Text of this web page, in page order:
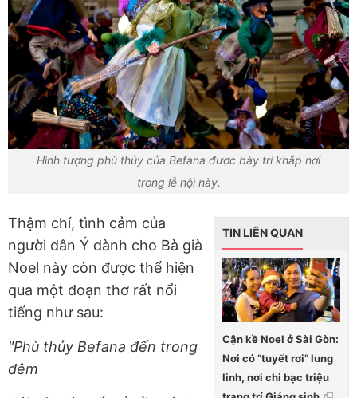
Hình tượng phù thủy của Befana được bày trí khắp nơi
trong lễ hội này.
TIN LIÊN QUAN
Cận kề Noel ở Sài Gòn:
Nơi có “tuyết rơi” lung
linh, nơi chi bạc triệu
Thậm chí, tình cảm của
người dân Ý dành cho Bà già
Noel này còn được thể hiện
qua một đoạn thơ rất nổi
tiếng như sau:
"Phù thủy Befana đến trong
đêm